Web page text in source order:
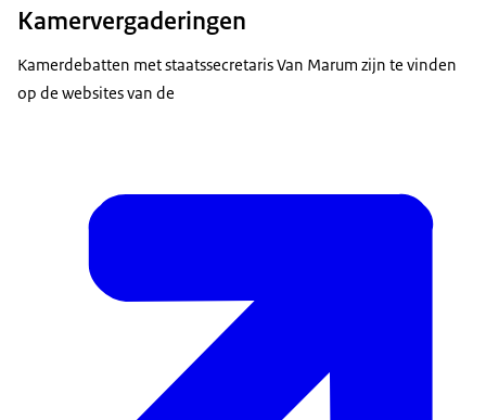
Kamervergaderingen
Kamerdebatten met staatssecretaris Van Marum zijn te vinden
op de websites van de